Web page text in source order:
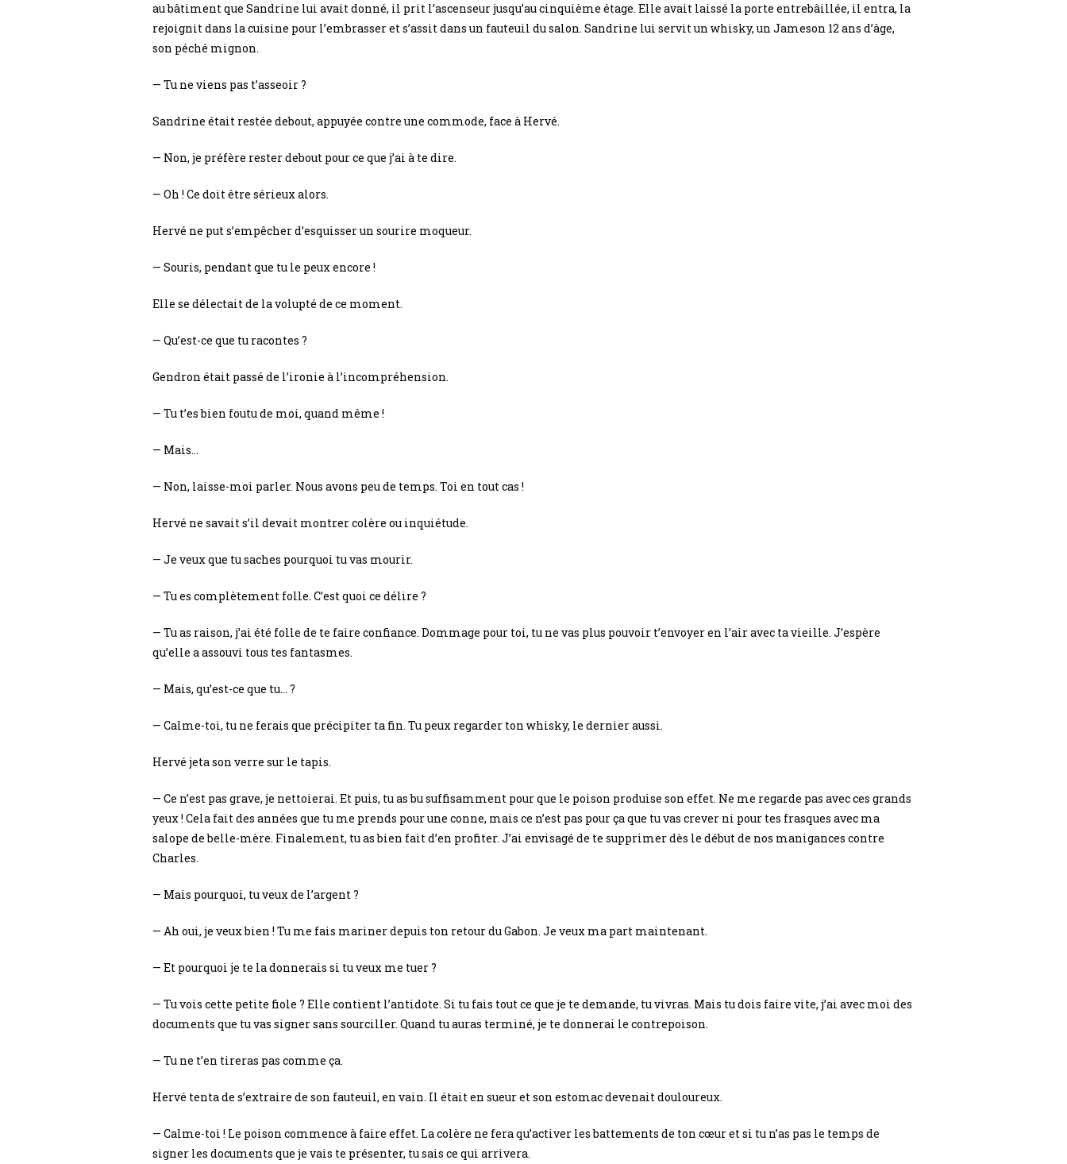
au bâtiment que Sandrine lui avait donné, il prit l’ascenseur jusqu’au cinquième étage. Elle avait laissé la porte entrebâillée, il entra, la
rejoignit dans la cuisine pour l’embrasser et s’assit dans un fauteuil du salon. Sandrine lui servit un whisky, un Jameson 12 ans d’âge,
son péché mignon.
— Tu ne viens pas t’asseoir ?
Sandrine était restée debout, appuyée contre une commode, face à Hervé.
— Non, je préfère rester debout pour ce que j’ai à te dire.
— Oh ! Ce doit être sérieux alors.
Hervé ne put s’empêcher d’esquisser un sourire moqueur.
— Souris, pendant que tu le peux encore !
Elle se délectait de la volupté de ce moment.
— Qu’est-ce que tu racontes ?
Gendron était passé de l’ironie à l’incompréhension.
— Tu t’es bien foutu de moi, quand même !
— Mais…
— Non, laisse-moi parler. Nous avons peu de temps. Toi en tout cas !
Hervé ne savait s’il devait montrer colère ou inquiétude.
— Je veux que tu saches pourquoi tu vas mourir.
— Tu es complètement folle. C’est quoi ce délire ?
— Tu as raison, j’ai été folle de te faire confiance. Dommage pour toi, tu ne vas plus pouvoir t’envoyer en l’air avec ta vieille. J’espère
qu’elle a assouvi tous tes fantasmes.
— Mais, qu’est-ce que tu… ?
— Calme-toi, tu ne ferais que précipiter ta fin. Tu peux regarder ton whisky, le dernier aussi.
Hervé jeta son verre sur le tapis.
— Ce n’est pas grave, je nettoierai. Et puis, tu as bu suffisamment pour que le poison produise son effet. Ne me regarde pas avec ces grands
yeux ! Cela fait des années que tu me prends pour une conne, mais ce n’est pas pour ça que tu vas crever ni pour tes frasques avec ma
salope de belle-mère. Finalement, tu as bien fait d’en profiter. J’ai envisagé de te supprimer dès le début de nos manigances contre
Charles.
— Mais pourquoi, tu veux de l’argent ?
— Ah oui, je veux bien ! Tu me fais mariner depuis ton retour du Gabon. Je veux ma part maintenant.
— Et pourquoi je te la donnerais si tu veux me tuer ?
— Tu vois cette petite fiole ? Elle contient l’antidote. Si tu fais tout ce que je te demande, tu vivras. Mais tu dois faire vite, j’ai avec moi des
documents que tu vas signer sans sourciller. Quand tu auras terminé, je te donnerai le contrepoison.
— Tu ne t’en tireras pas comme ça.
Hervé tenta de s’extraire de son fauteuil, en vain. Il était en sueur et son estomac devenait douloureux.
— Calme-toi ! Le poison commence à faire effet. La colère ne fera qu’activer les battements de ton cœur et si tu n’as pas le temps de
signer les documents que je vais te présenter, tu sais ce qui arrivera.